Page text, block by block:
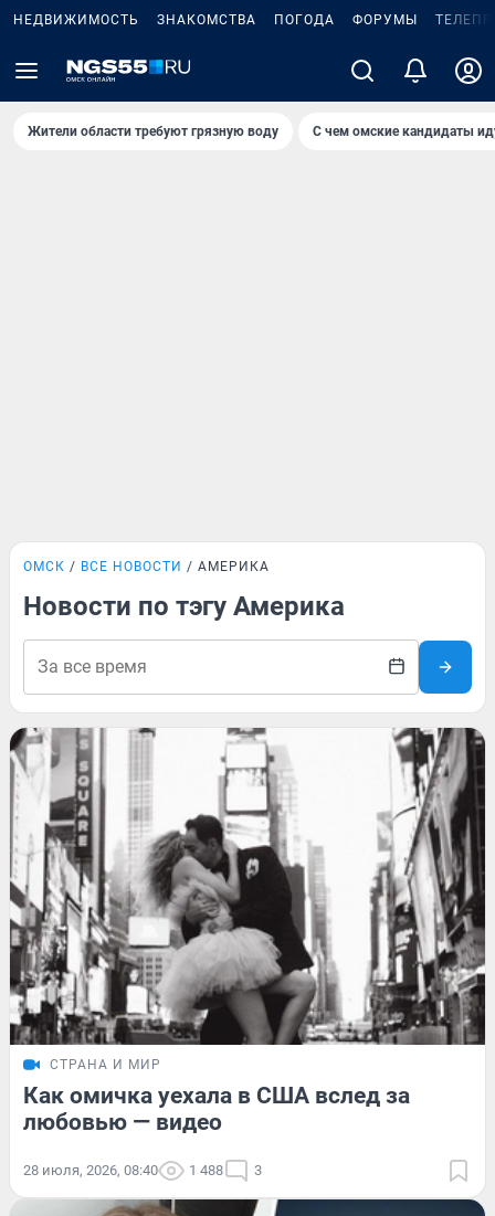
НЕДВИЖИМОСТЬ ЗНАКОМСТВА ПОГОДА ФОРУМЫ
Жители области требуют грязную воду С чем омские кандидаты
ОМСК ВСЕ НОВОСТИ АМЕРИКА
Новости по тэгу Америка
СТРАНА И МИР
Как омичка уехала в США вслед за
любовью — видео
28 июля, 2026, 08:40 1 488 3